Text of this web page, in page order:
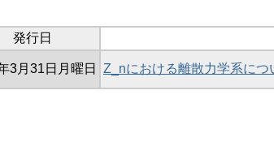
発行日
3月31日月曜日 Z_nにおける離散力学系につ